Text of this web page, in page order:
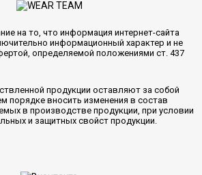
на то, что информация интернет-сайта
информационный характер и не
определяемой положениями ст. 437
продукции оставляют за собой
порядке вносить изменения в состав
в производстве продукции, при условии
и защитных свойст продукции.